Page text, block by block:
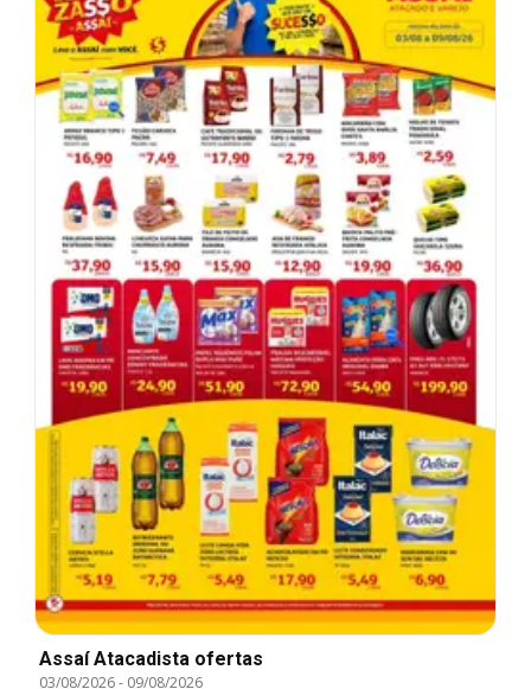
Assaí Atacadista ofertas
03/08/2026- 09/08/2026